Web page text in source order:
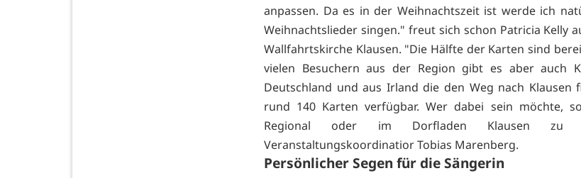
anpassen. Da es in der Weihnachtszeit ist werde ich
Weihnachtslieder singen." freut sich schon Patricia Kelly
Wallfahrtskirche Klausen. "Die Hälfte der Karten sind
vielen Besuchern aus der Region gibt es aber auch
Deutschland und aus Irland die den Weg nach Klausen
rund 140 Karten verfügbar. Wer dabei sein möchte,
Regional oder im Dorfladen Klausen zu
Veranstaltungskoordinatior Tobias Marenberg.
Persönlicher Segen für die Sängerin